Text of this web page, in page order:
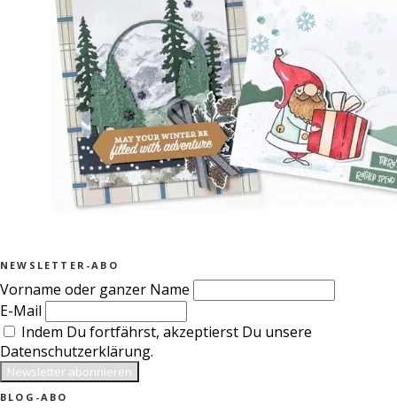
NEWSLETTER-ABO
Vorname oder ganzer Name
E-Mail
Indem Du fortfährst, akzeptierst Du unsere
Datenschutzerklärung.
BLOG-ABO